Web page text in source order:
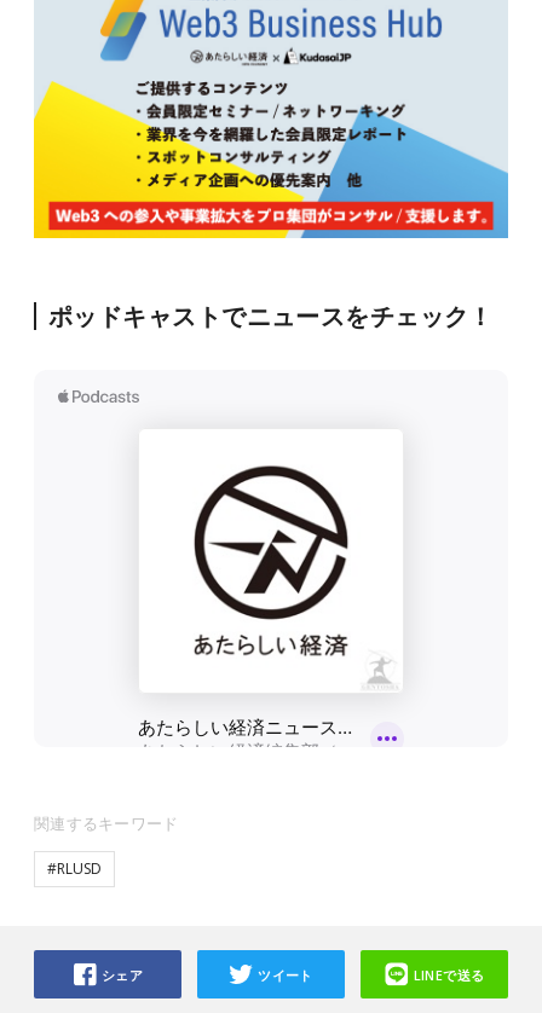
ポッドキャストでニュースをチェック！
関連するキーワード
#RLUSD
シェア ツイート LINEで送る